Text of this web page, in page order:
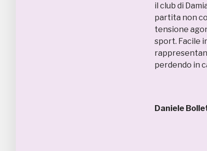
il club di
partita non
tensione
sport. Facile
perdendo in
Daniele